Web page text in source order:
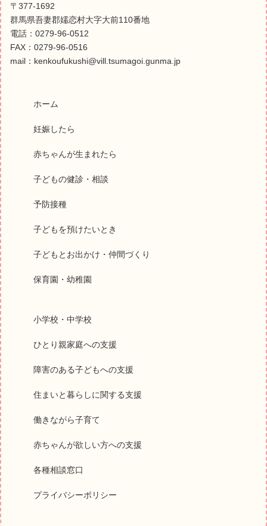
〒377-1692
群馬県吾妻郡嬬恋村大字大前110番地
電話：0279-96-0512
FAX：0279-96-0516
mail：kenkoufukushi@vill.tsumagoi.gunma.jp
ホーム
妊娠したら
赤ちゃんが生まれたら
子どもの健診・相談
予防接種
子どもを預けたいとき
子どもとお出かけ・仲間づくり
保育園・幼稚園
小学校・中学校
ひとり親家庭への支援
障害のある子どもへの支援
住まいと暮らしに関する支援
働きながら子育て
赤ちゃんが欲しい方への支援
各種相談窓口
プライバシーポリシー